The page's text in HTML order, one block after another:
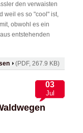
den verwaisten
weil es so "cool" ist,
obwohl es ein
entstehenden
(PDF, 267.9 KB)
03
Jul